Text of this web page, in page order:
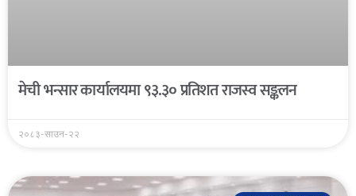
मेची भन्सार कार्यालयमा ९३.३० प्रतिशत राजस्व सङ्कलन
२०८३-साउन-२२